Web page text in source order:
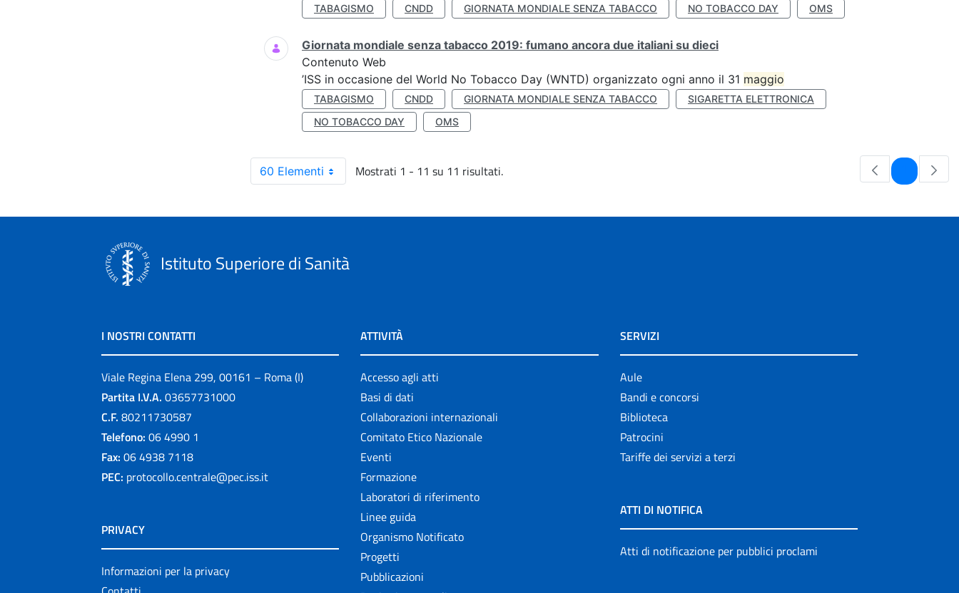
TABAGISMO CNDD GIORNATA MONDIALE SENZA TABACCO NO TOBACCO DAY OMS
Giornata mondiale senza tabacco 2019: fumano ancora due italiani su dieci
Contenuto Web
’ISS in occasione del World No Tobacco Day (WNTD) organizzato ogni anno il 31 maggio
TABAGISMO CNDD GIORNATA MONDIALE SENZA TABACCO
SIGARETTA ELETTRONICA
NO TOBACCO DAY
OMS
60 Elementi Mostrati 1 - 11 su 11 risultati. Pagina
Istituto Superiore di Sanità
I NOSTRI CONTATTI
Viale Regina Elena 299, 00161 – Roma (I)
Partita I.V.A. 03657731000
C.F. 80211730587
Telefono: 06 4990 1
Fax: 06 4938 7118
PEC: protocollo.centrale@pec.iss.it
PRIVACY
Informazioni per la privacy
ATTIVITÀ
Accesso agli atti
Basi di dati
Collaborazioni internazionali
Comitato Etico Nazionale
Eventi
Formazione
Laboratori di riferimento
Linee guida
Organismo Notificato
Progetti
Pubblicazioni
SERVIZI
Aule
Bandi e concorsi
Biblioteca
Patrocini
Tariffe dei servizi a terzi
ATTI DI NOTIFICA
Atti di notificazione per pubblici proclami